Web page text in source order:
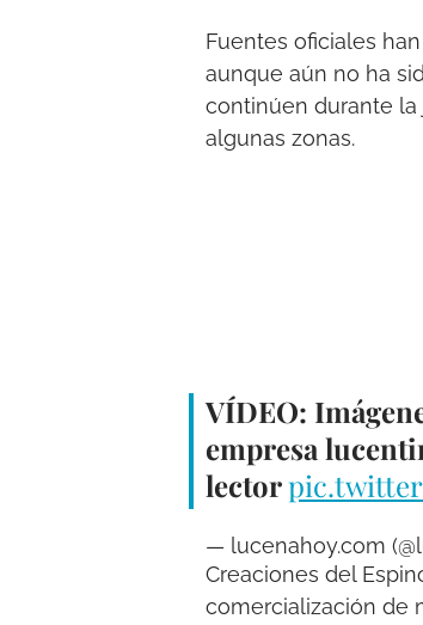
Fuentes oficiales
aunque aún no ha
continúen durante
algunas zonas.
VÍDEO:
empresa
lector
— lucenahoy.com
Creaciones del
comercialización de